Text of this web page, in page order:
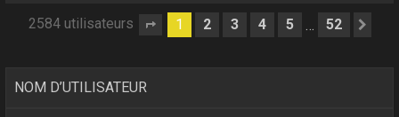
2584 utilisateurs Page 1sur52
1 2 3 4 5 … 52
NOM D’UTILISATEUR